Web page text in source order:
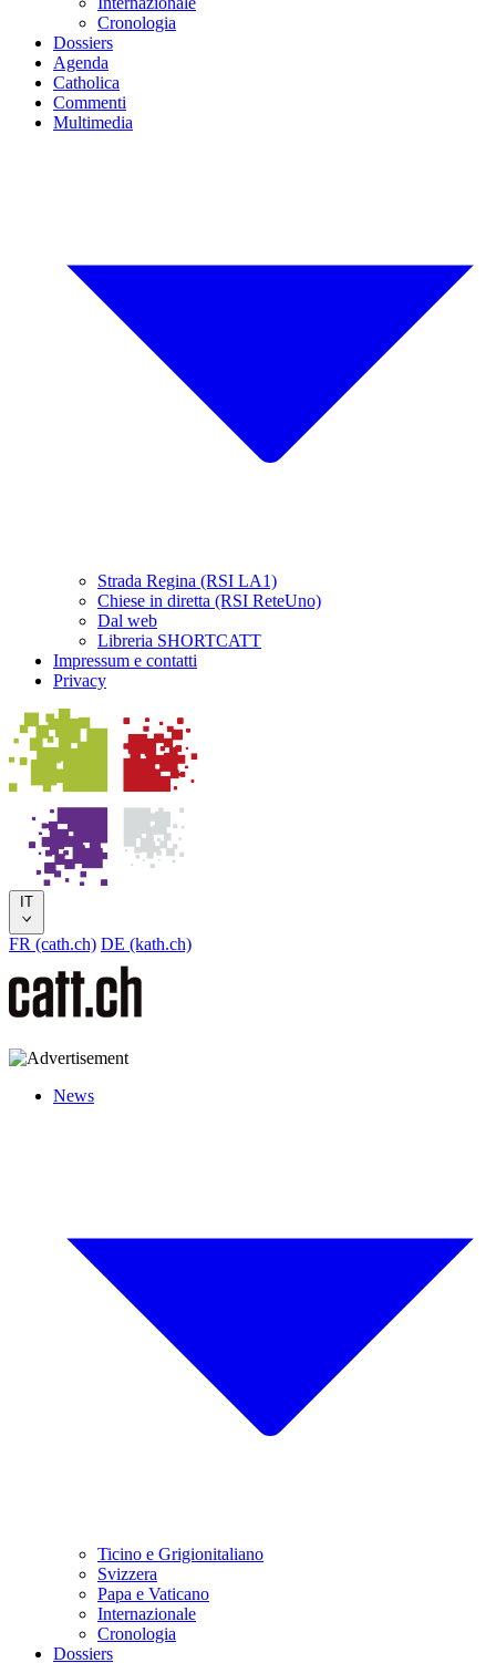
Cronologia
Dossiers
Agenda
Catholica
Commenti
Multimedia
Strada Regina (RSI LA1)
Chiese in diretta (RSI ReteUno)
Dal web
Libreria SHORTCATT
Impressum e contatti
Privacy
IT
FR (cath.ch) DE (kath.ch)
News
Ticino e Grigionitaliano
Svizzera
Papa e Vaticano
Internazionale
Cronologia
Dossiers